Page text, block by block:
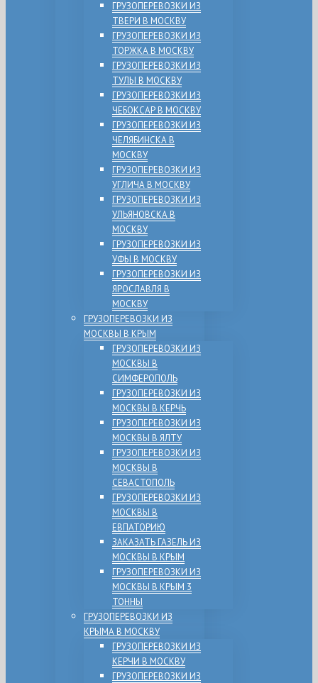
ГРУЗОПЕРЕВОЗКИ ИЗ
ТВЕРИ В МОСКВУ
ГРУЗОПЕРЕВОЗКИ ИЗ
ТОРЖКА В МОСКВУ
ГРУЗОПЕРЕВОЗКИ ИЗ
ТУЛЫ В МОСКВУ
ГРУЗОПЕРЕВОЗКИ ИЗ
ЧЕБОКСАР В МОСКВУ
ГРУЗОПЕРЕВОЗКИ ИЗ
ЧЕЛЯБИНСКА В
МОСКВУ
ГРУЗОПЕРЕВОЗКИ ИЗ
УГЛИЧА В МОСКВУ
ГРУЗОПЕРЕВОЗКИ ИЗ
УЛЬЯНОВСКА В
МОСКВУ
ГРУЗОПЕРЕВОЗКИ ИЗ
УФЫ В МОСКВУ
ГРУЗОПЕРЕВОЗКИ ИЗ
ЯРОСЛАВЛЯ В
МОСКВУ
ГРУЗОПЕРЕВОЗКИ ИЗ
МОСКВЫ В КРЫМ
ГРУЗОПЕРЕВОЗКИ ИЗ
МОСКВЫ В
СИМФЕРОПОЛЬ
ГРУЗОПЕРЕВОЗКИ ИЗ
МОСКВЫ В КЕРЧЬ
ГРУЗОПЕРЕВОЗКИ ИЗ
МОСКВЫ В ЯЛТУ
ГРУЗОПЕРЕВОЗКИ ИЗ
МОСКВЫ В
СЕВАСТОПОЛЬ
ГРУЗОПЕРЕВОЗКИ ИЗ
МОСКВЫ В
ЕВПАТОРИЮ
ЗАКАЗАТЬ ГАЗЕЛЬ ИЗ
МОСКВЫ В КРЫМ
ГРУЗОПЕРЕВОЗКИ ИЗ
МОСКВЫ В КРЫМ 3
ТОННЫ
ГРУЗОПЕРЕВОЗКИ ИЗ
КРЫМА В МОСКВУ
ГРУЗОПЕРЕВОЗКИ ИЗ
КЕРЧИ В МОСКВУ
ГРУЗОПЕРЕВОЗКИ ИЗ